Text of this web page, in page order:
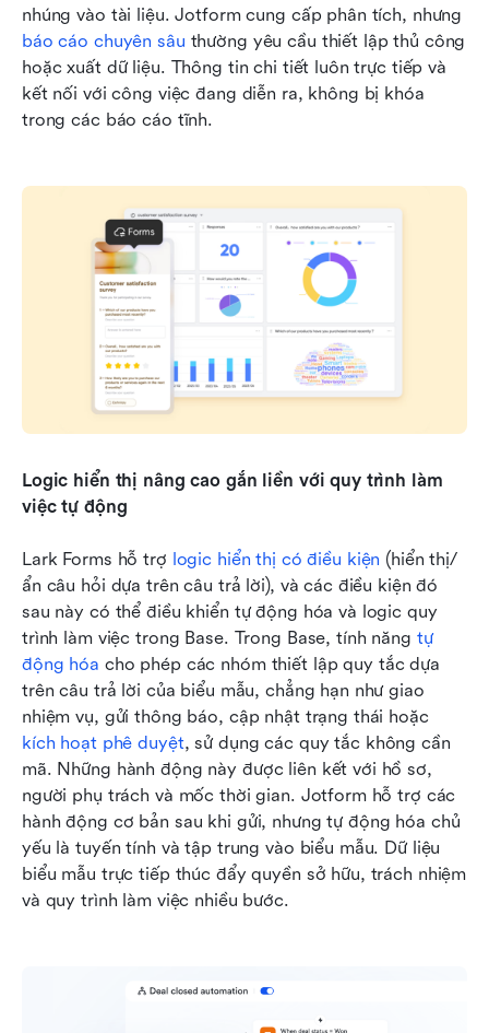
báo cáo chuyên sâu thường yêu cầu thiết lập thủ công
hoặc xuất dữ liệu. Thông tin chi tiết luôn trực tiếp và
kết nối với công việc đang diễn ra, không bị khóa
trong các báo cáo tĩnh.
Logic hiển thị nâng cao gắn liền với quy trình làm
việc tự động
Lark Forms hỗ trợ logic hiển thị có điều kiện (hiển thị/
ẩn câu hỏi dựa trên câu trả lời), và các điều kiện đó
sau này có thể điều khiển tự động hóa và logic quy
trình làm việc trong Base. Trong Base, tính năng tự
động hóa cho phép các nhóm thiết lập quy tắc dựa
trên câu trả lời của biểu mẫu, chẳng hạn như giao
kích hoạt phê duyệt, sử dụng các quy tắc không cần
mã. Những hành động này được liên kết với hồ sơ,
người phụ trách và mốc thời gian. Jotform hỗ trợ các
hành động cơ bản sau khi gửi, nhưng tự động hóa chủ
yếu là tuyến tính và tập trung vào biểu mẫu. Dữ liệu
biểu mẫu trực tiếp thúc đẩy quyền sở hữu, trách nhiệm
và quy trình làm việc nhiều bước.